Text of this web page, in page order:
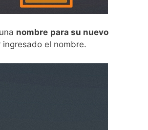
nombre para su nuevo
ingresado el nombre.